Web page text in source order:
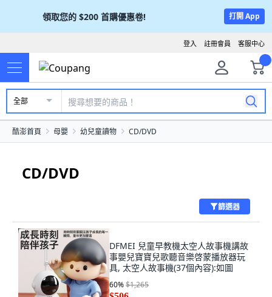
領取您的 $200 首購優惠卷! 打開 App
客服中心
註冊會員
登入
全部
酷澎首頁 母嬰 幼兒童讀物 CD/DVD
CD/DVD
篩選器
DFMEI 兒童早教機太空人故事機講故
事嬰兒寶寶兒歌聽音樂啓蒙播放器玩
具, 太空人故事機(37個內容):如圖
60%$1,265